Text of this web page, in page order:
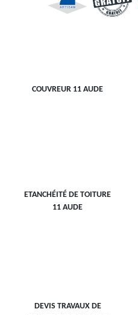
COUVREUR 11 AUDE
ETANCHÉITÉ DE TOITURE
11 AUDE
DEVIS TRAVAUX DE